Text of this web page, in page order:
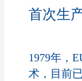
首次生
1979年，
术，目前